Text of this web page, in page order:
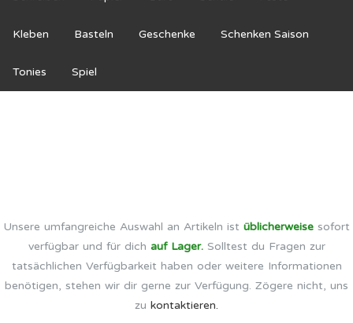
Kleben Basteln Geschenke Schenken Saison
Tonies Spiel
Unsere umfangreiche Auswahl an Artikeln ist üblicherweise sofort
verfügbar und für dich auf Lager.Solltest du Fragen zur
tatsächlichen Verfügbarkeit haben oder weitere Informationen
benötigen, stehen wir dir gerne zur Verfügung. Zögere nicht, uns
zu kontaktieren.